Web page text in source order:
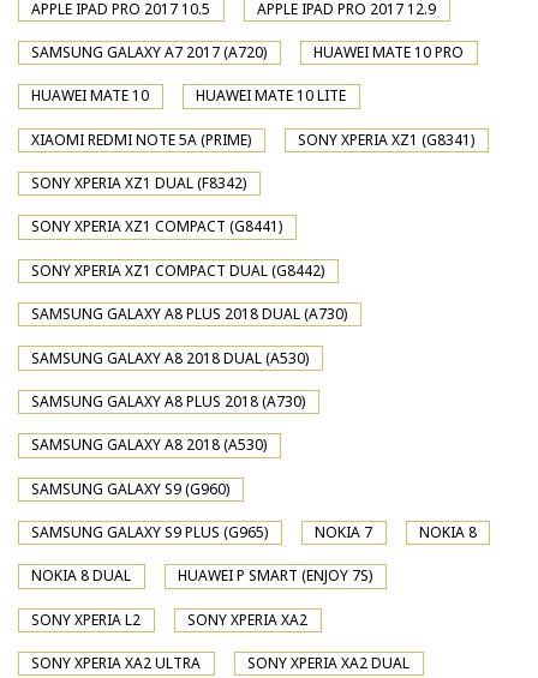
APPLE IPAD PRO 2017 10.5 APPLE IPAD PRO 2017 12.9
SAMSUNG GALAXY A7 2017 (A720) HUAWEI MATE 10 PRO
HUAWEI MATE 10 HUAWEI MATE 10 LITE
XIAOMI REDMI NOTE 5A (PRIME) SONY XPERIA XZ1 (G8341)
SONY XPERIA XZ1 DUAL (F8342)
SONY XPERIA XZ1 COMPACT (G8441)
SONY XPERIA XZ1 COMPACT DUAL (G8442)
SAMSUNG GALAXY A8 PLUS 2018 DUAL (A730)
SAMSUNG GALAXY A8 2018 DUAL (A530)
SAMSUNG GALAXY A8 PLUS 2018 (A730)
SAMSUNG GALAXY A8 2018 (A530)
SAMSUNG GALAXY S9 (G960)
SAMSUNG GALAXY S9 PLUS (G965) NOKIA 7 NOKIA 8
NOKIA 8 DUAL HUAWEI P SMART (ENJOY 7S)
SONY XPERIA L2 SONY XPERIA XA2
SONY XPERIA XA2 ULTRA SONY XPERIA XA2 DUAL